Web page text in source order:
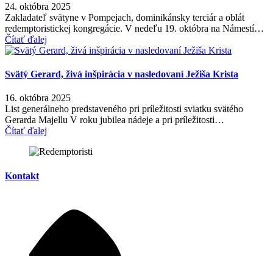
24. októbra 2025
Zakladateľ svätyne v Pompejach, dominikánsky terciár a oblát
redemptoristickej kongregácie. V nedeľu 19. októbra na Námestí…
Čítať ďalej
Svätý Gerard, živá inšpirácia v nasledovaní Ježiša Krista
16. októbra 2025
List generálneho predstaveného pri príležitosti sviatku svätého
Gerarda Majellu V roku jubilea nádeje a pri príležitosti…
Čítať ďalej
Kontakt